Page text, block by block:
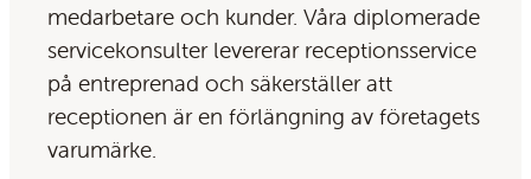
medarbetare och kunder. Våra diplomerade
servicekonsulter levererar receptionsservice
på entreprenad och säkerställer att
receptionen är en förlängning av företagets
varumärke.